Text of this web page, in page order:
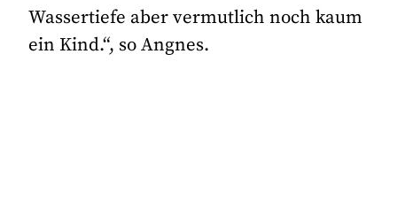
Wassertiefe aber vermutlich noch kaum
ein Kind.“, so Angnes.